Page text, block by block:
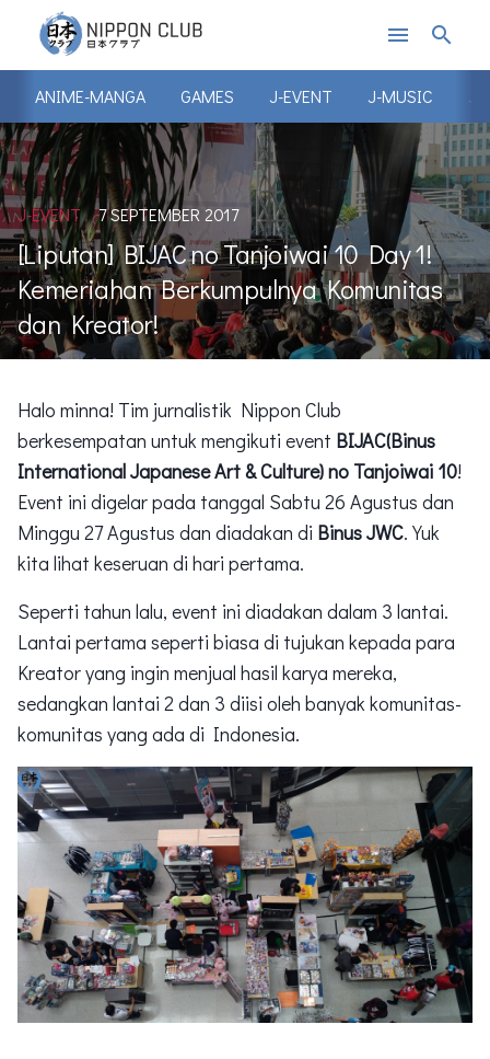
menu search
ANIME-MANGA GAMES J-EVENT J-MUSIC J-
J-EVENT 7 SEPTEMBER 2017
[Liputan] BIJAC no Tanjoiwai 10 Day 1!
Kemeriahan Berkumpulnya Komunitas
dan Kreator!
Halo minna! Tim jurnalistik Nippon Club
berkesempatan untuk mengikuti event BIJAC(Binus
International Japanese Art & Culture) no Tanjoiwai 10!
Event ini digelar pada tanggal Sabtu 26 Agustus dan
Minggu 27 Agustus dan diadakan di Binus JWC. Yuk
kita lihat keseruan di hari pertama.
Seperti tahun lalu, event ini diadakan dalam 3 lantai.
Lantai pertama seperti biasa di tujukan kepada para
Kreator yang ingin menjual hasil karya mereka,
sedangkan lantai 2 dan 3 diisi oleh banyak komunitas-
komunitas yang ada di Indonesia.